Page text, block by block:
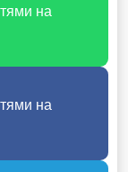
на
на